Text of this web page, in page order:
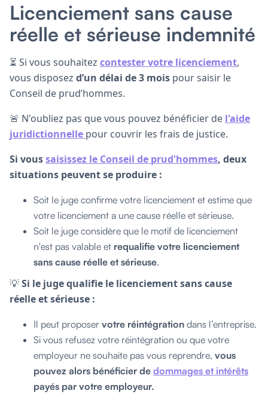
Licenciement sans cause
réelle et sérieuse indemnité
⏳ Si vous souhaitez contester votre licenciement,
vous disposez d’un délai de 3 mois pour saisir le
Conseil de prud’hommes.
🚨 N'oubliez pas que vous pouvez bénéficier de l'aide
juridictionnelle pour couvrir les frais de justice.
Si voussaisissez le Conseil de prud'hommes, deux
situations peuvent se produire :
Soit le juge confirme votre licenciement et estime que
votre licenciement a une cause réelle et sérieuse.
Soit le juge considère que le motif de licenciement
n'est pas valable et requalifie votre licenciement
sans cause réelle et sérieuse.
💡Si le juge qualifie le licenciement sans cause
réelle et sérieuse :
Il peut proposer votre réintégration dans l’entreprise.
Si vous refusez votre réintégration ou que votre
employeur ne souhaite pas vous reprendre, vous
pouvez alors bénéficier de dommages et intérêts
payés par votre employeur.